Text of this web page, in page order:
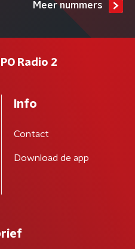
Meer nummers
Radio 2
Info
Contact
Download de app